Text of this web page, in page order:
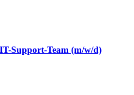
Support-Team (m/w/d)